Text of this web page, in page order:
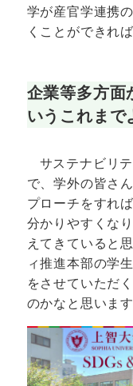
学が産官学連携
くことができれ
企業等多方面
いうこれまで
サステナビリ
で、学外の皆さ
プローチをすれ
分かりやすくな
えてきていると
ィ推進本部の学
をさせていただ
のかなと思います